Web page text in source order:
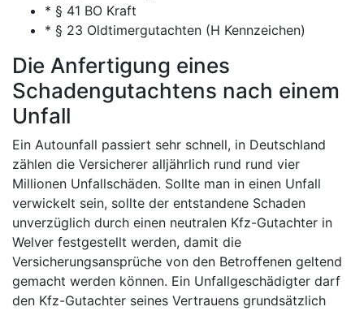
* § 41 BO Kraft
* § 23 Oldtimergutachten (H Kennzeichen)
Die Anfertigung eines
Schadengutachtens nach einem
Unfall
Ein Autounfall passiert sehr schnell, in Deutschland
zählen die Versicherer alljährlich rund rund vier
Millionen Unfallschäden. Sollte man in einen Unfall
verwickelt sein, sollte der entstandene Schaden
unverzüglich durch einen neutralen Kfz-Gutachter in
Welver festgestellt werden, damit die
Versicherungsansprüche von den Betroffenen geltend
gemacht werden können. Ein Unfallgeschädigter darf
den Kfz-Gutachter seines Vertrauens grundsätzlich